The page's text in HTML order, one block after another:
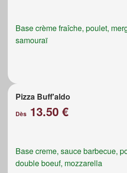
Base crème fraîche, poulet,
samouraï
Pizza Buff'aldo
Dès 13.50 €
Base creme, sauce barbecue,
double boeuf, mozzarella